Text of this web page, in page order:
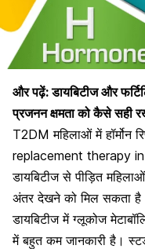
और पढ़ें:डायबिटीज और
प्रजनन क्षमता को कैसे सही
T2DM महिलाओं में हॉर्मोन
replacement therapy
डायबिटीज से पीड़ित
अंतर देखने को मिल सकता है।
डायबिटीज में ग्लूकोज
में बहुत कम जानकारी है।